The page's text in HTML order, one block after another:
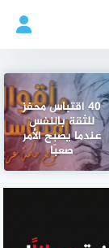
40 اقتباس محفز
للثقة بالنفس
عندما يصبح الأمر
صعبًا